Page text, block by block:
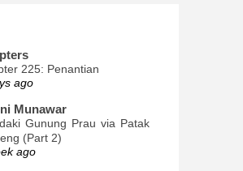
225: Penantian
ago
Munawar
Gunung Prau via Patak
(Part 2)
ago